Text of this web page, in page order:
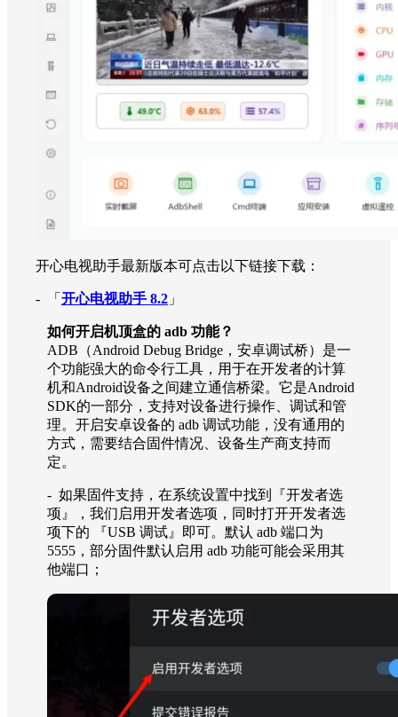
开心电视助手最新版本可点击以下链接下载：
- 「 开心电视助手 8.2 」
如何开启机顶盒的 adb 功能？
ADB（Android Debug Bridge，安卓调试桥）是一
个功能强大的命令行工具，用于在开发者的计算
机和Android设备之间建立通信桥梁。它是Android
SDK的一部分，支持对设备进行操作、调试和管
理。开启安卓设备的 adb 调试功能，没有通用的
方式，需要结合固件情况、设备生产商支持而
定。
- 如果固件支持，在系统设置中找到『开发者选
项 』
，我们启用开发者选项，同时打开开发者选
项下的 『USB 调试 』即可。默认 adb 端口为
5555，部分固件默认启用 adb 功能可能会采用其
他端口；